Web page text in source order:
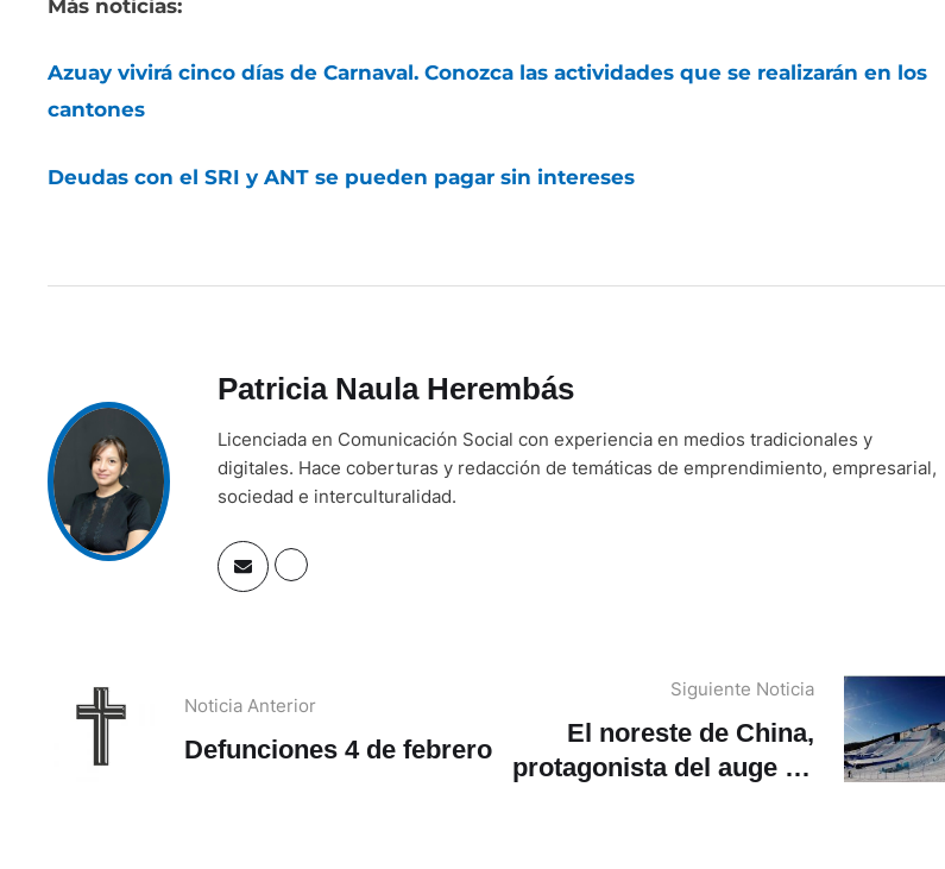
Más noticias:
Azuay vivirá cinco días de Carnaval. Conozca las actividades que se realizarán en los
cantones
Deudas con el SRI y ANT se pueden pagar sin intereses
Patricia Naula Herembás
Licenciada en Comunicación Social con experiencia en medios tradicionales y
digitales. Hace coberturas y redacción de temáticas de emprendimiento, empresarial,
sociedad e interculturalidad.
Noticia Anterior
Defunciones 4 de febrero
Siguiente Noticia
El noreste de China,
protagonista del auge de